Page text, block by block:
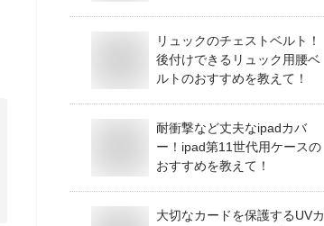
リュックのチェストベルト！
後付けできるリュック用腰ベ
ルトのおすすめを教えて！
耐衝撃など丈夫なipadカバ
ー！ipad第11世代用ケースの
おすすめを教えて！
大切なカードを保護するUVカ